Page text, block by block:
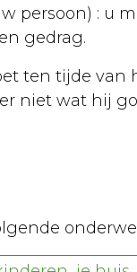
persoon) : u
gedrag.
ten tijde
niet wat hij